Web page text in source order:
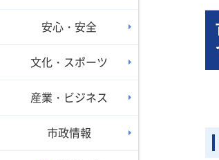
安心・安全
文化・スポーツ
産業・ビジネス
市政情報